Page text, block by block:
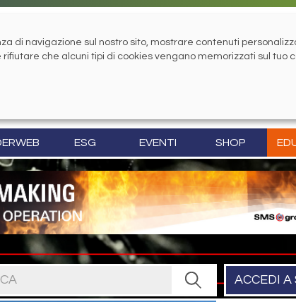
ESG EVENTI SHOP
ACCEDI A
di navigazione sul nostro sito, mostrare contenuti
che alcuni tipi di cookies vengano memorizzati sul